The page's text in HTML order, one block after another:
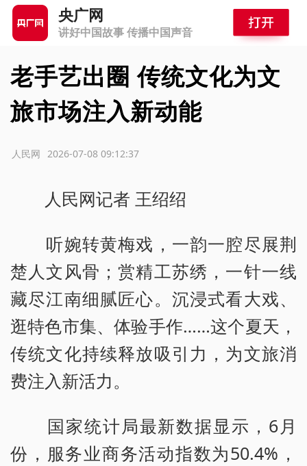
央广网
讲好中国故事 传播中国声音
老手艺出圈 传统文化为文
旅市场注入新动能
2026-07-08 09:12:37
人民网
人民网记者 王绍绍
听婉转黄梅戏，一韵一腔尽展荆
楚人文风骨；赏精工苏绣，一针一线
藏尽江南细腻匠心。沉浸式看大戏、
逛特色市集、体验手作……这个夏天，
传统文化持续释放吸引力，为文旅消
费注入新活力。
国家统计局最新数据显示，6月
份，服务业商务活动指数为50.4%，